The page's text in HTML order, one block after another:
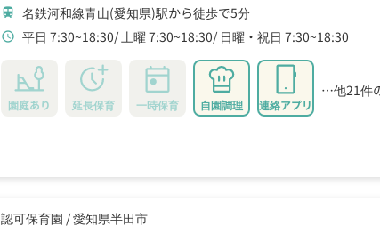
train 名鉄河和線青山(愛知県)駅から徒歩で5分
schedule 平日 7:30~18:30 土曜 7:30~18:30 日曜・祝日 7:30~18:30
園庭あり 延長保育 一時保育 自園調理 連絡アプリ
…他21件
認可保育園 /愛知県半田市